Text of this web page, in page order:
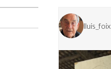
lluis_foix